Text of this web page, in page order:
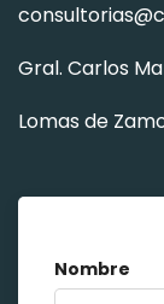
Gral. Carlos
Lomas de
Nombre